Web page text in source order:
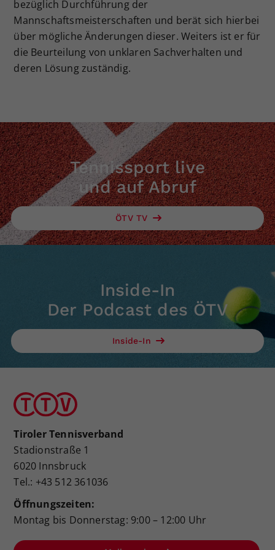
bezüglich Durchführung der
Mannschaftsmeisterschaften und berät sich hierbei
über mögliche Änderungen dieser. Weiters ist er für
die Beurteilung von unklaren Sachverhalten und
deren Lösung zuständig.
Tennissport live
und auf Abruf
ÖTV TV
Inside-In
Der Podcast des ÖTV
Inside-In
Tiroler Tennisverband
Stadionstraße 1
6020 Innsbruck
Tel.: +43 512 361036
Öffnungszeiten:
Montag bis Donnerstag: 9:00 – 12:00 Uhr
Zweck
Dieser Wert speichert Ihre Consent-
Einstellungen. Unter anderem eine
zufällig generierte ID, für die
historische Speicherung Ihrer
vorgenommen Einstellungen, falls der